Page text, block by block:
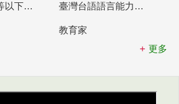
教育部高中等以下學校及幼兒園教師資格檢定考試 臺灣台語語言能力認證網站
教育家
更多